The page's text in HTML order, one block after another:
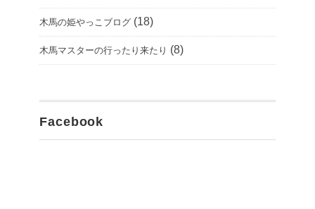
木馬の姫やっこブログ (18)
木馬マスターの行ったり来たり (8)
Facebook